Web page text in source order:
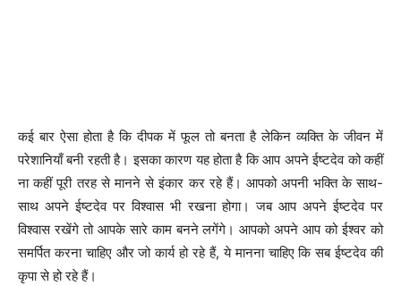
कई बार ऐसा होता है कि दीपक में फूल तो बनता है लेकिन व्यक्ति के जीवन में
परेशानियाँ बनी रहती है। इसका कारण यह होता है कि आप अपने ईष्टदेव को कहीं
ना कहीं पूरी तरह से मानने से इंकार कर रहे हैं। आपको अपनी भक्ति के साथ-
साथ अपने ईष्टदेव पर विश्वास भी रखना होगा। जब आप अपने ईष्टदेव पर
विश्वास रखेंगे तो आपके सारे काम बनने लगेंगे। आपको अपने आप को ईश्वर को
समर्पित करना चाहिए और जो कार्य हो रहे हैं, ये मानना चाहिए कि सब ईष्टदेव की
कृपा से हो रहे हैं।